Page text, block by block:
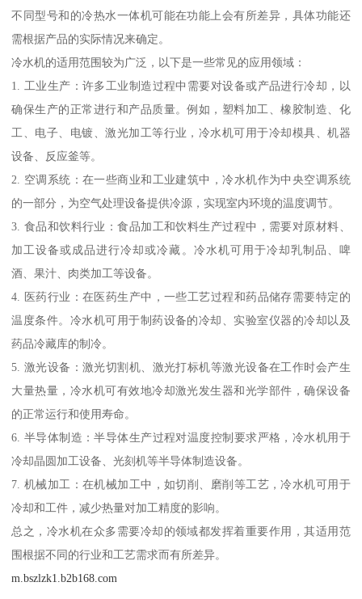
不同型号和的冷热水一体机可能在功能上会有所差异，具体功能还
需根据产品的实际情况来确定。
冷水机的适用范围较为广泛，以下是一些常见的应用领域：
1. 工业生产：许多工业制造过程中需要对设备或产品进行冷却，以
确保生产的正常进行和产品质量。例如，塑料加工、橡胶制造、化
工、电子、电镀、激光加工等行业，冷水机可用于冷却模具、机器
设备、反应釜等。
2. 空调系统：在一些商业和工业建筑中，冷水机作为中央空调系统
的一部分，为空气处理设备提供冷源，实现室内环境的温度调节。
3. 食品和饮料行业：食品加工和饮料生产过程中，需要对原材料、
加工设备或成品进行冷却或冷藏。冷水机可用于冷却乳制品、啤
酒、果汁、肉类加工等设备。
4. 医药行业：在医药生产中，一些工艺过程和药品储存需要特定的
温度条件。冷水机可用于制药设备的冷却、实验室仪器的冷却以及
药品冷藏库的制冷。
5. 激光设备：激光切割机、激光打标机等激光设备在工作时会产生
大量热量，冷水机可有效地冷却激光发生器和光学部件，确保设备
的正常运行和使用寿命。
6. 半导体制造：半导体生产过程对温度控制要求严格，冷水机用于
冷却晶圆加工设备、光刻机等半导体制造设备。
7. 机械加工：在机械加工中，如切削、磨削等工艺，冷水机可用于
冷却和工件，减少热量对加工精度的影响。
总之，冷水机在众多需要冷却的领域都发挥着重要作用，其适用范
围根据不同的行业和工艺需求而有所差异。
m.bszlzk1.b2b168.com